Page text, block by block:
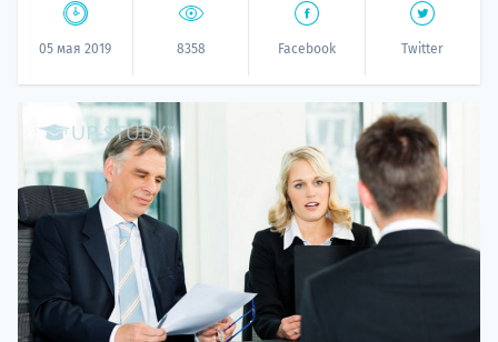
05 мая 2019 8358 Facebook Twitter